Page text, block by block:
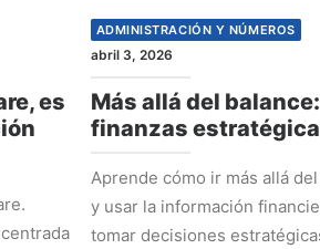
es
ADMINISTRACIÓN Y NÚMEROS
abril 3, 2026
Más allá del balance:
finanzas
Aprende cómo ir más allá
y usar la información
tomar decisiones